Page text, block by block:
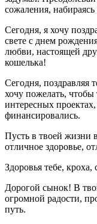
сожаления,
Сегодня, я хочу
свете с днем
любви, настоящей
кошелька!
Сегодня, поздравляя
хочу пожелать,
интересных
финансировались.
Пусть в твоей жизни
отличное здоровье,
Здоровья тебе,
Дорогой сынок! В
огромной радости,
путь.